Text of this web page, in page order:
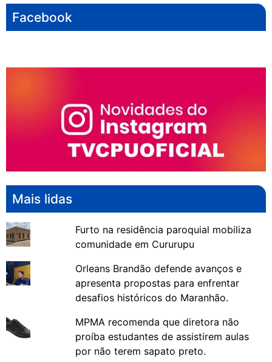
Facebook
Mais lidas
Furto na residência paroquial mobiliza
comunidade em Cururupu
Orleans Brandão defende avanços e
apresenta propostas para enfrentar
desafios históricos do Maranhão.
MPMA recomenda que diretora não
proíba estudantes de assistirem aulas
por não terem sapato preto.